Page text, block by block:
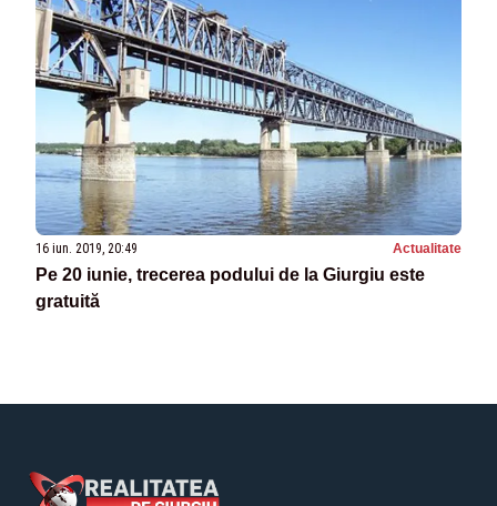
16 iun. 2019, 20:49 Actualitate
Pe 20 iunie, trecerea podului de la Giurgiu este
gratuită